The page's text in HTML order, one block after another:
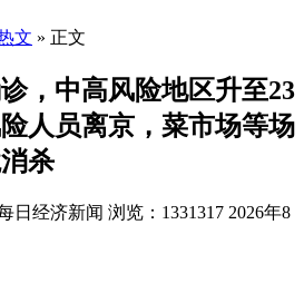
文 » 正文
，中高风险地区升至23
人员离京，菜市场等场
杀
日经济新闻 浏览：1331317 2026年8